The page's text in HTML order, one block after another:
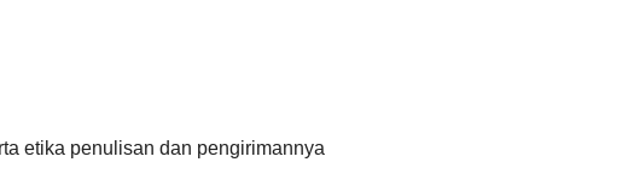
etika penulisan dan pengirimannya